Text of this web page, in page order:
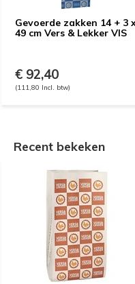
Gevoerde zakken 14 + 3
49 cm Vers & Lekker VIS
€ 92,40
(111,80 Incl. btw)
Recent bekeken